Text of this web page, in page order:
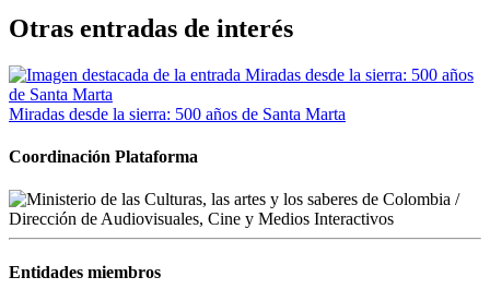
Otras entradas de interés
Miradas desde la sierra: 500 años de Santa Marta
Coordinación Plataforma
Entidades miembros